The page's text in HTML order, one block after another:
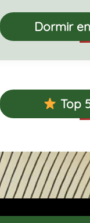
Dormir
Top